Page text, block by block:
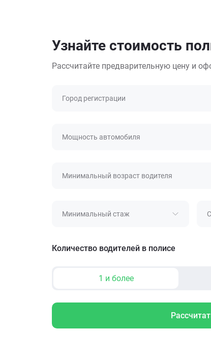
Узнайте стоимость
Рассчитайте предварительную цену и
Город регистрации
Мощность автомобиля
Минимальный возраст водителя
Минимальный стаж
Количество водителей в полисе
1 и более